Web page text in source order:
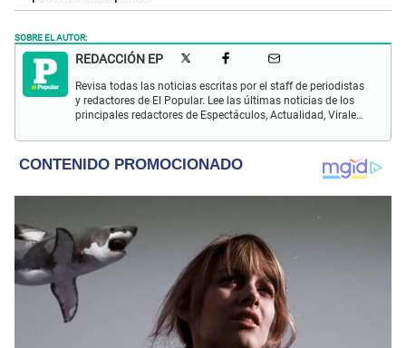
SOBRE EL AUTOR:
REDACCIÓN EP
Revisa todas las noticias escritas por el staff de periodistas
y redactores de El Popular. Lee las últimas noticias de los
principales redactores de Espectáculos, Actualidad, Virales,